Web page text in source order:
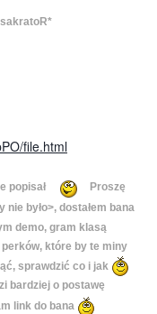
file.html
popisał
Proszę
było>, dostałem bana
demo, gram klasą
które by te miny
sprawdzić co i jak
bardziej o postawę
link do bana